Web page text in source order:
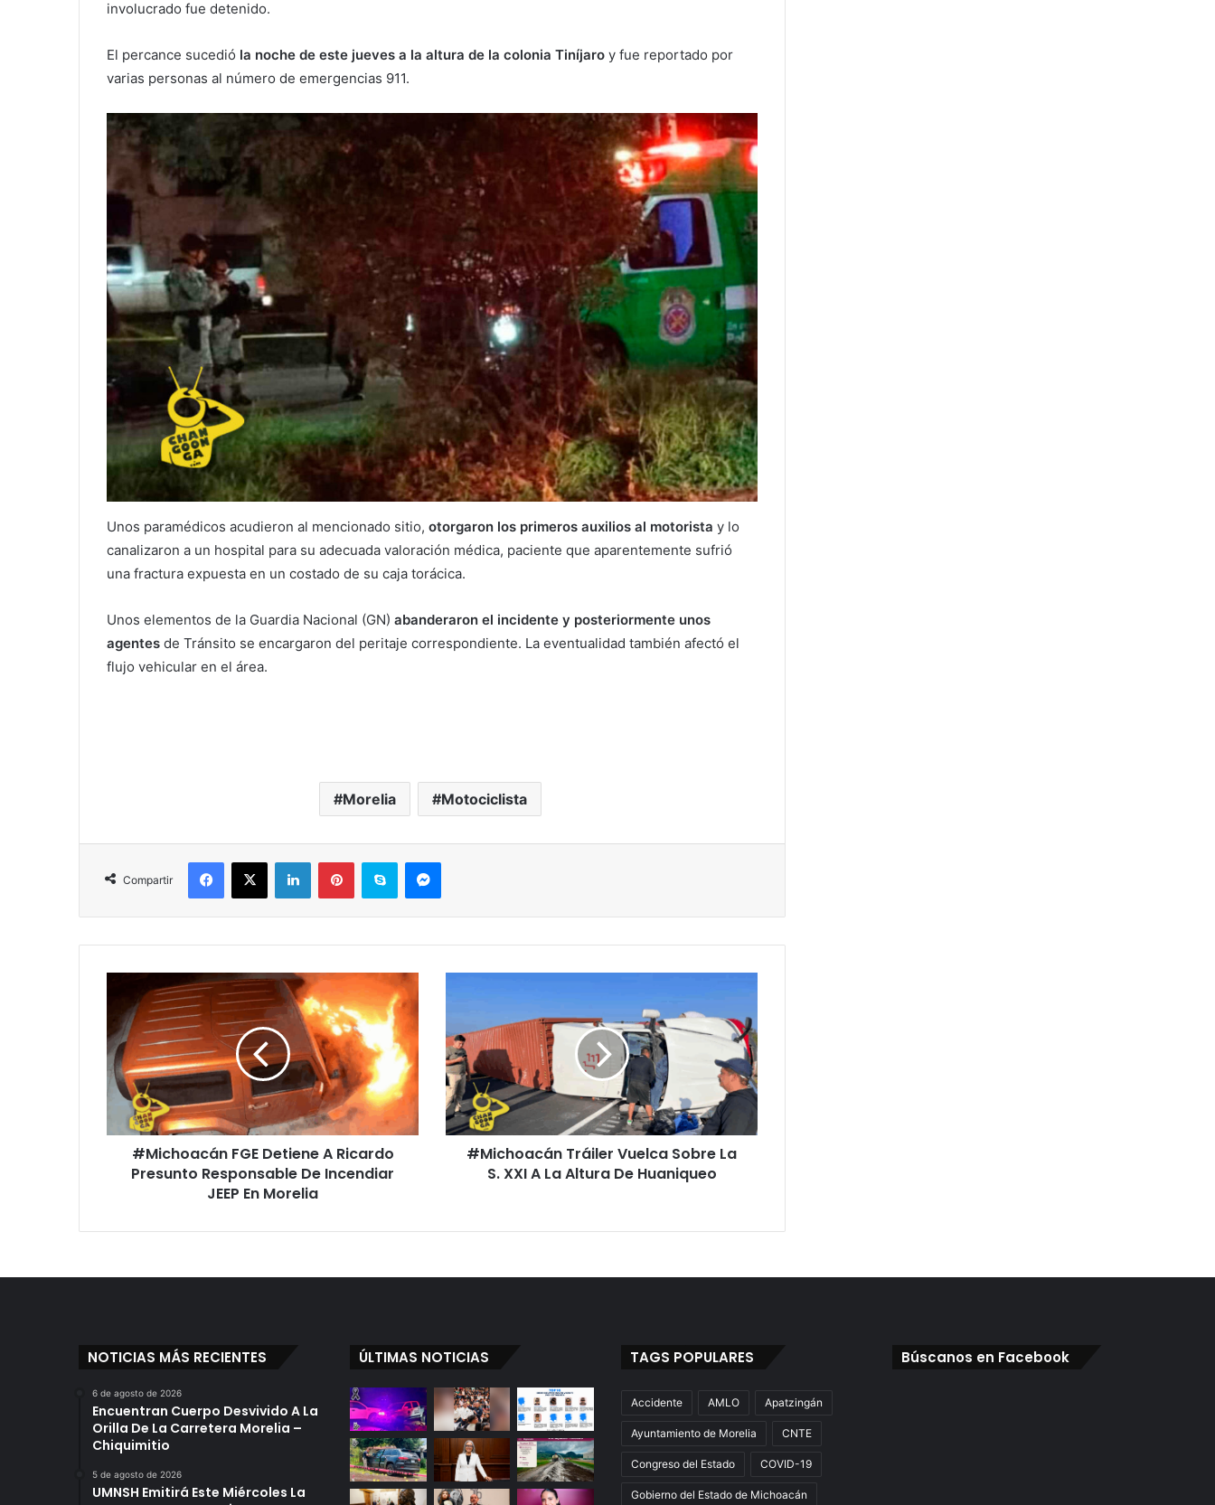
involucrado fue detenido.
El percance sucedió la noche de este jueves a la altura de la colonia Tiníjaro y fue reportado por
varias personas al número de emergencias 911.
Unos paramédicos acudieron al mencionado sitio, otorgaron los primeros auxilios al motorista y lo
canalizaron a un hospital para su adecuada valoración médica, paciente que aparentemente sufrió
una fractura expuesta en un costado de su caja torácica.
Unos elementos de la Guardia Nacional (GN) abanderaron el incidente y posteriormente unos
agentes de Tránsito se encargaron del peritaje correspondiente. La eventualidad también afectó el
flujo vehicular en el área.
Morelia Motociclista
Compartir
Facebook
X LinkedInPinterestSkype Messenger
Detiene
A
Ricardo
Presunto
Responsable
Incendiar
JEEP#Michoacán FGE Detiene A Ricardo
Presunto Responsable De Incendiar
JEEP En Morelia
Sobre
La
S.
XXI
A
La
Altura#Michoacán Tráiler Vuelca Sobre La
S. XXI A La Altura De Huaniqueo
NOTICIAS MÁS RECIENTES
6 de agosto de 2026
Encuentran Cuerpo Desvivido A La
Orilla De La Carretera Morelia –
Chiquimitio
5 de agosto de 2026
UMNSH Emitirá Este Miércoles La
ÚLTIMAS NOTICIAS TAGS POPULARES
Accidente AMLO Apatzingán
Ayuntamiento de Morelia CNTE
Congreso del Estado COVID-19
Gobierno del Estado de Michoacán
Búscanos en Facebook